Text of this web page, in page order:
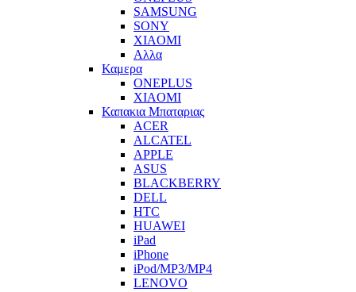
SAMSUNG
SONY
XIAOMI
Αλλα
Καμερα
ONEPLUS
XIAOMI
Καπακια Μπαταριας
ACER
ALCATEL
APPLE
ASUS
BLACKBERRY
DELL
HTC
HUAWEI
iPad
iPhone
iPod/MP3/MP4
LENOVO